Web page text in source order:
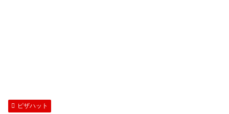
ピザハット